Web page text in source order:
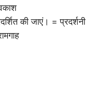
की जाएं। = प्रदर्शनी